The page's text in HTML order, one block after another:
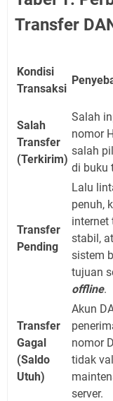
Transfer
Kondisi
Transaksi
Salah
Transfer
(Terkirim)
Salah
nomor
salah
di buku
Transfer
Pending
Lalu
penuh,
internet
stabil,
sistem
tujuan
offline.
Transfer
Gagal
(Saldo
Utuh)
Akun
nomor
tidak
server.